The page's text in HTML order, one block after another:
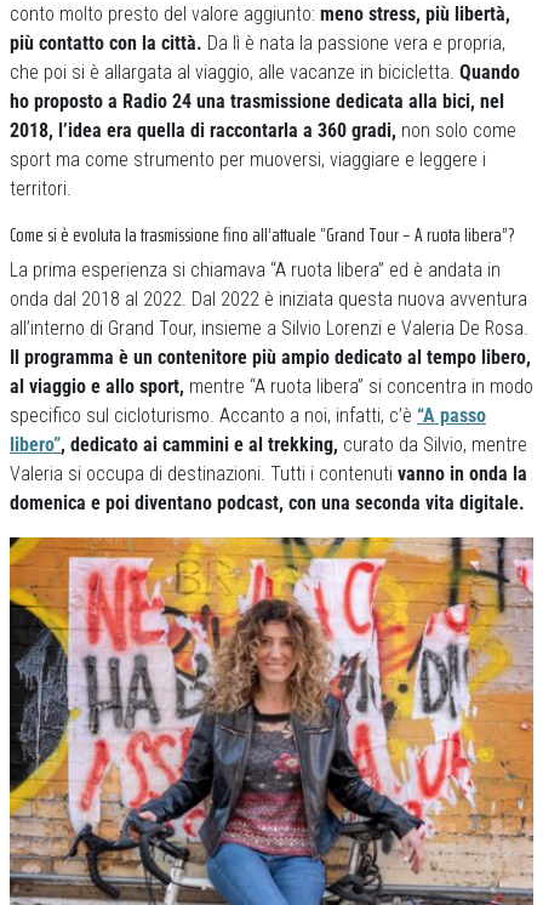
conto molto presto del valore aggiunto: meno stress, più libertà,
più contatto con la città. Da lì è nata la passione vera e propria,
che poi si è allargata al viaggio, alle vacanze in bicicletta. Quando
ho proposto a Radio 24 una trasmissione dedicata alla bici, nel
2018, l’idea era quella di raccontarla a 360 gradi, non solo come
sport ma come strumento per muoversi, viaggiare e leggere i
territori.
Come si è evoluta la trasmissione fino all’attuale “Grand Tour – A ruota libera”?
La prima esperienza si chiamava “A ruota libera” ed è andata in
onda dal 2018 al 2022. Dal 2022 è iniziata questa nuova avventura
all’interno di Grand Tour, insieme a Silvio Lorenzi e Valeria De Rosa.
Il programma è un contenitore più ampio dedicato al tempo libero,
al viaggio e allo sport, mentre “A ruota libera” si concentra in modo
specifico sul cicloturismo. Accanto a noi, infatti, c’è “A passo
libero”, dedicato ai cammini e al trekking, curato da Silvio, mentre
Valeria si occupa di destinazioni. Tutti i contenuti vanno in onda la
domenica e poi diventano podcast, con una seconda vita digitale.